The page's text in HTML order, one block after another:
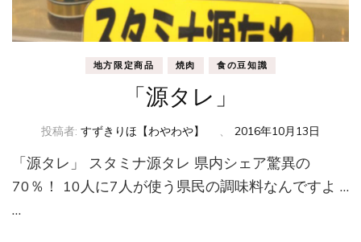
地方限定商品 焼肉 食の豆知識
「源タレ」
投稿者: すずきりほ【わやわや】 2016年10月13日
「源タレ」 スタミナ源タレ 県内シェア驚異の
70％！ 10人に7人が使う県民の調味料なんですよ …
…